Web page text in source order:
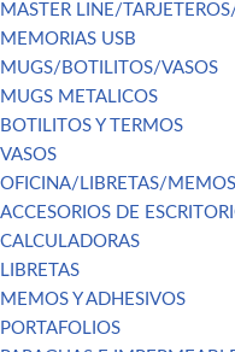
MASTER LINE/
MEMORIAS USB
MUGS/BOTILITOS/VASOS
MUGS METALICOS
BOTILITOS Y TERMOS
VASOS
OFICINA/LIBRETAS/
ACCESORIOS DE
CALCULADORAS
LIBRETAS
MEMOS Y ADHESIVOS
PORTAFOLIOS